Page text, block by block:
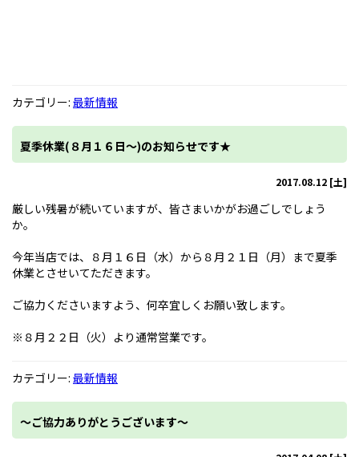
カテゴリー: 最新情報
夏季休業(８月１６日～)のお知らせです★
2017.08.12 [土]
厳しい残暑が続いていますが、皆さまいかがお過ごしでしょう
か。
今年当店では、８月１６日（水）から８月２１日（月）まで夏季
休業とさせいてただきます。
ご協力くださいますよう、何卒宜しくお願い致します。
※８月２２日（火）より通常営業です。
カテゴリー: 最新情報
～ご協力ありがとうございます～